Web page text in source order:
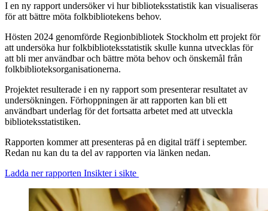
I en ny rapport undersöker vi hur biblioteksstatistik kan visualiseras
för att bättre möta folkbibliotekens behov.
Hösten 2024 genomförde Regionbibliotek Stockholm ett projekt för
att undersöka hur folkbiblioteksstatistik skulle kunna utvecklas för
att bli mer användbar och bättre möta behov och önskemål från
folkbiblioteksorganisationerna.
Projektet resulterade i en ny rapport som presenterar resultatet av
undersökningen. Förhoppningen är att rapporten kan bli ett
användbart underlag för det fortsatta arbetet med att utveckla
biblioteksstatistiken.
Rapporten kommer att presenteras på en digital träff i september.
Redan nu kan du ta del av rapporten via länken nedan.
Ladda ner rapporten Insikter i sikte